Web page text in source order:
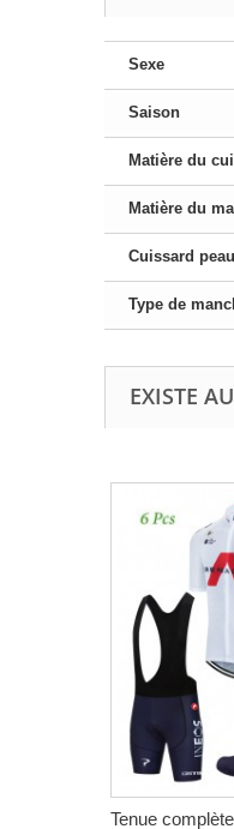
Sexe
Saison
Matière du
Matière du
Cuissard
Type de
EXISTE
Tenue